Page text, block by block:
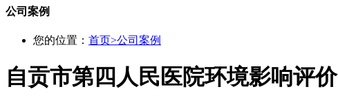
公司案例
您的位置： 首页>公司案例
自贡市第四人民医院环境影响评价